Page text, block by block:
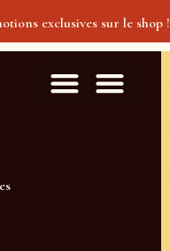
exclusives sur le shop !